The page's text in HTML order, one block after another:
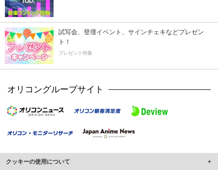
試写会、登壇イベント、サインチェキなどプレゼン
ト！
プレゼント特集
オリコングループサイト
クッキーの使用について